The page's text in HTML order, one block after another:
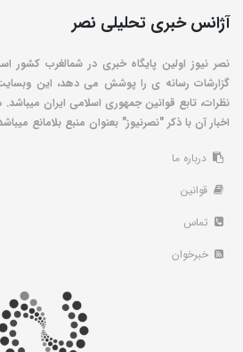
آژانس خبری تحلیلی نصر
نصر نیوز اولین پایگاه خبری در شمالغرب
گزارشات رسانه ی را پوشش می دهد، این
نظرات، تابع قوانین جمهوری اسلامی ایران
اخبار آن با ذکر "نصرنیوز" بعنوان منبع بلامانع
درباره ما
قوانین
تماس
خبرخوان